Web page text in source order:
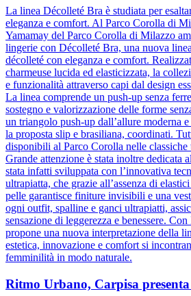
La linea Décolleté Bra è studiata per
eleganza e comfort. Al Parco Corolla di
Yamamay del Parco Corolla di Milazzo
lingerie con Décolleté Bra, una nuova
décolleté con eleganza e comfort.
charmeuse lucida ed elasticizzata, la
e funzionalità attraverso capi dal design
La linea comprende un push-up senza
sostegno e valorizzazione delle forme
un triangolo push-up dall’allure moderna
la proposta slip e brasiliana, coordinati.
disponibili al Parco Corolla nelle classiche
Grande attenzione è stata inoltre dedicata
stata infatti sviluppata con l’innovativa
ultrapiatta, che grazie all’assenza di
pelle garantisce finiture invisibili e una
ogni outfit, spalline e ganci ultrapiatti,
sensazione di leggerezza e benessere.
propone una nuova interpretazione della
estetica, innovazione e comfort si
femminilità in modo naturale.
Ritmo Urbano, Carpisa presenta